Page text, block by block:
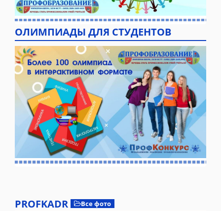
ОЛИМПИАДЫ ДЛЯ СТУДЕНТОВ
PROFKADR Все фото